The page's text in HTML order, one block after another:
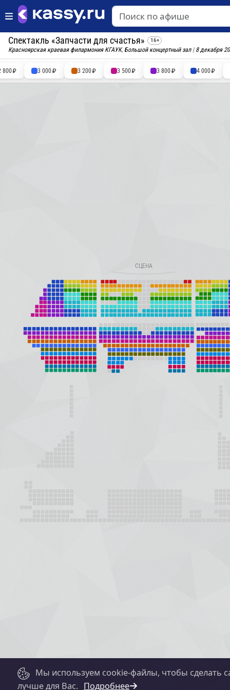
Спектакль «Запчасти для счастья» 16+
Красноярская краевая филармония КГАУК, Большой концертный зал| 8 декабря
800 3 000 3 200 3 500 3 800 4 000
Мы используем cookie-файлы, чтобы сделать
лучше для Вас. Подробнее